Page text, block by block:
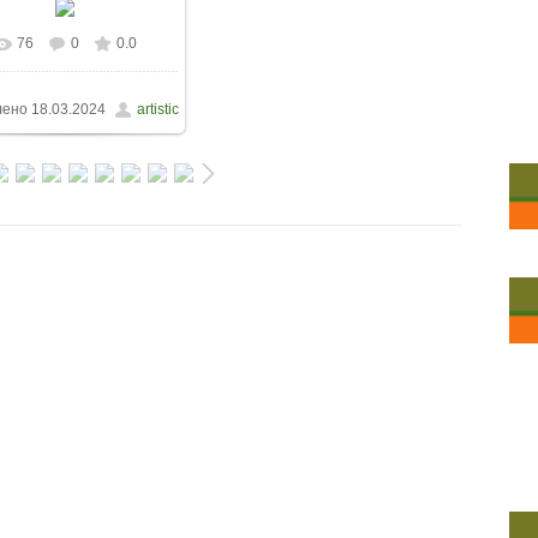
76 0 0.0
18.03.2024 artistic